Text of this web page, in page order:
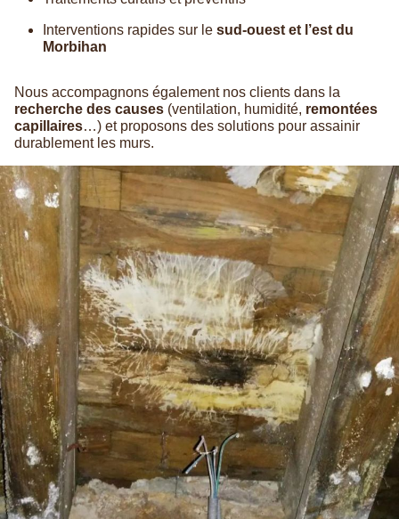
Interventions rapides sur le sud-ouest et l’est du
Morbihan
Nous accompagnons également nos clients dans la
recherche des causes (ventilation, humidité, remontées
capillaires…) et proposons des solutions pour assainir
durablement les murs.